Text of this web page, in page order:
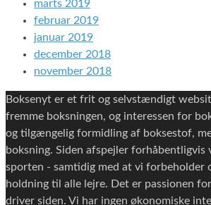
marts 2019
februar 2019
januar 2019
december 2018
november 2018
Boksenyt er et frit og selvstændigt
fremme boksningen, og interessen for
og tilgængelig formidling af boksestof,
boksning. Siden afspejler forhåbentligvis
sporten - samtidig med at vi forbeholder
holdning til alle lejre. Det er passionen
driver siden. Vi har ingen økonomiske